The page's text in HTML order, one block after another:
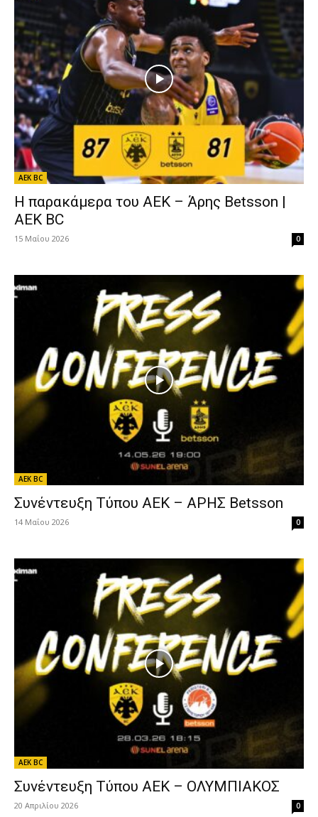
AEK BC
Η παρακάμερα του ΑΕΚ – Άρης Betsson |
AEK BC
15 Μαΐου 2026 0
AEK BC
Συνέντευξη Τύπου ΑΕΚ – ΑΡΗΣ Betsson
14 Μαΐου 2026 0
AEK BC
Συνέντευξη Τύπου ΑΕΚ – ΟΛΥΜΠΙAΚΟΣ
20 Απριλίου 2026 0